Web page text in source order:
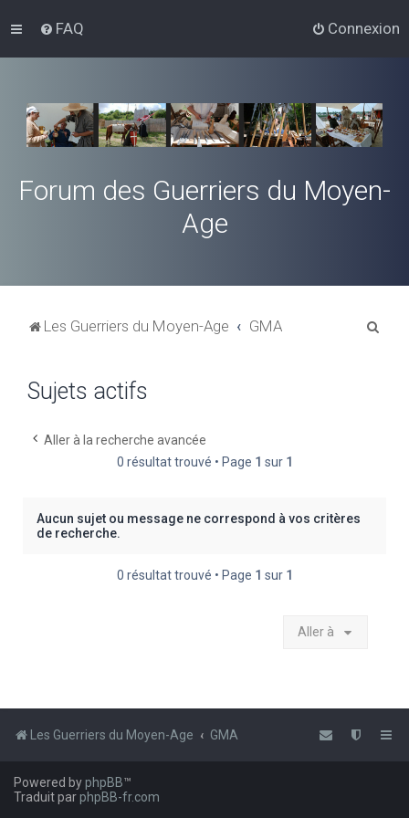
FAQ Connexion
Forum des Guerriers du Moyen-
Age
Les Guerriers du Moyen-Age GMA
Sujets actifs
Aller à la recherche avancée
0 résultat trouvé • Page 1 sur 1
Aucun sujet ou message ne correspond à vos critères
de recherche.
0 résultat trouvé • Page 1 sur 1
Aller à
Les Guerriers du Moyen-Age GMA
Powered byphpBB™
Traduit parphpBB-fr.com